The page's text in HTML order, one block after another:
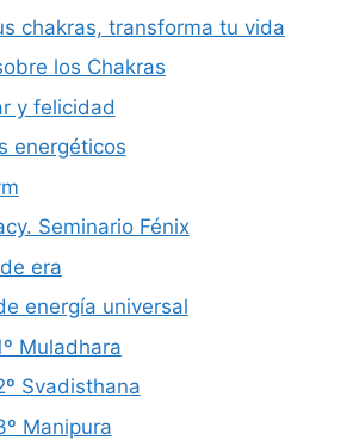
chakras, transforma tu vida
los Chakras
y felicidad
energéticos
Seminario Fénix
era
energía universal
Muladhara
Svadisthana
Manipura